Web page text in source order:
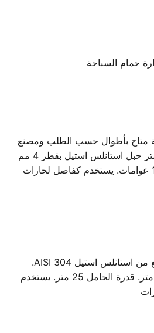
حمام السباحة
متاح بأطوال حسب الطلب ومصنع
من البلاستيك المعالج. 1 متر حبل استانلس استيل بقطر 4 مم
وبه 10 حلقات مفرغة و10 عوامات. يستخدم كفاصل لحارات
ستاند حبال الحارات مصنع من استانلس استيل AISI 304.
قطر 1.3 متر وبعرض 1.2 متر. قدرة الحامل 25 متر. يستخدم